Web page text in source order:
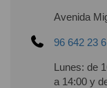
Avenida
96 642 23
Lunes: de
a 14:00 y